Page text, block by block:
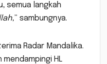
semua langkah
,” sambungnya.
Radar Mandalika.
mendampingi HL